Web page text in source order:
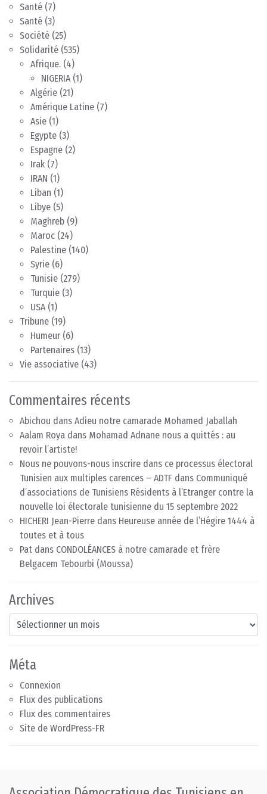
Santé (7)
Santé (3)
Société (25)
Solidarité (535)
Afrique. (4)
NIGERIA(1)
Algérie (21)
Amérique Latine (7)
Asie (1)
Egypte (3)
Espagne (2)
Irak (7)
IRAN (1)
Liban (1)
Libye (5)
Maghreb (9)
Maroc (24)
Palestine (140)
Syrie (6)
Tunisie (279)
Turquie (3)
USA(1)
Tribune (19)
Humeur (6)
Partenaires (13)
Vie associative (43)
Commentaires récents
Abichou dans Adieu notre camarade Mohamed Jaballah
Aalam Roya dans Mohamad Adnane nous a quittés : au
revoir l’artiste!
Nous ne pouvons-nous inscrire dans ce processus électoral
Tunisien aux multiples carences – ADTF dans Communiqué
d’associations de Tunisiens Résidents à l’Etranger contre la
nouvelle loi électorale tunisienne du 15 septembre 2022
HICHERI Jean-Pierre dans Heureuse année de l’Hégire 1444 à
toutes et à tous
Pat dans CONDOLÉANCES à notre camarade et frère
Belgacem Tebourbi (Moussa)
Archives
Archives
Méta
Connexion
Flux des publications
Flux des commentaires
Site de WordPress-FR